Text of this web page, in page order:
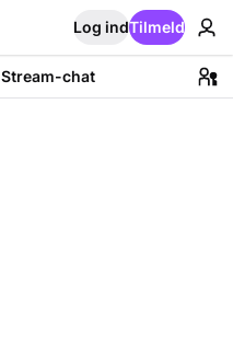
Log indTilmeld
Stream-chat